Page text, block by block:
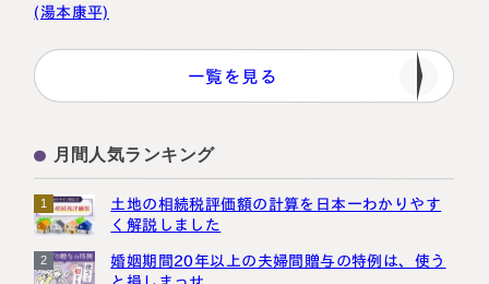
(湯本康平)
一覧を見る
月間人気ランキング
1
土地の相続税評価額の計算を日本一わかりやす
く解説しました
2
婚姻期間20年以上の夫婦間贈与の特例は、使う